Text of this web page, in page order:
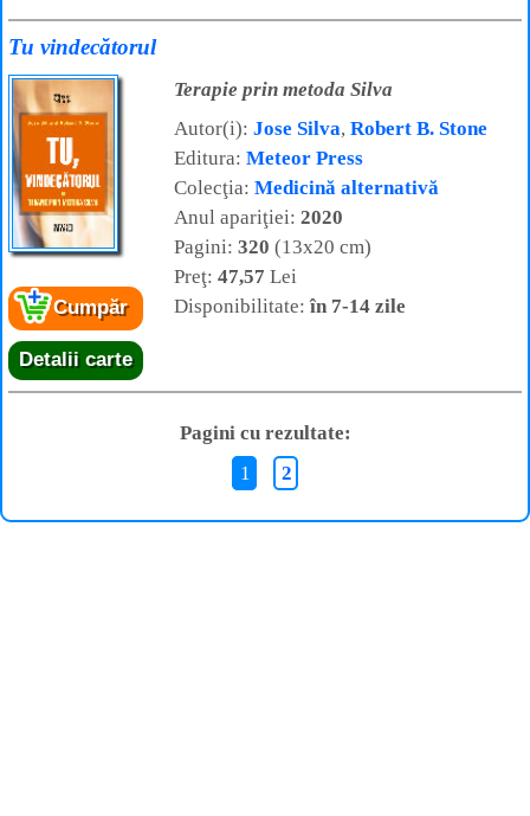
Tu vindecătorul
Cumpăr
Detalii carte
Terapie prin metoda Silva
Autor(i): Jose Silva, Robert B. Stone
Editura: Meteor Press
Colecţia: Medicină alternativă
Anul apariţiei: 2020
Pagini: 320 (13x20 cm)
Preţ: 47,57 Lei
Disponibilitate:în 7-14 zile
Pagini cu rezultate:
1
2